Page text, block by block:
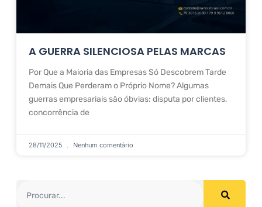
A GUERRA SILENCIOSA PELAS MARCAS
Por Que a Maioria das Empresas Só Descobrem Tarde
Demais Que Perderam o Próprio Nome? Algumas
guerras empresariais são óbvias: disputa por clientes,
concorrência de
28/11/2025 Nenhum comentário